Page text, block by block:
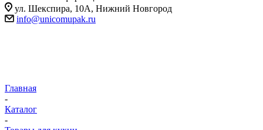
ул. Шекспира, 10А, Нижний Новгород
info@unicomupak.ru
Главная
-
Каталог
-